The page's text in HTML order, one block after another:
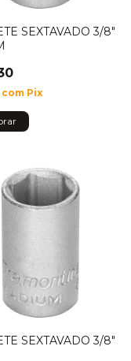
SEXTAVADO 3/8"
com Pix
SEXTAVADO 3/8"